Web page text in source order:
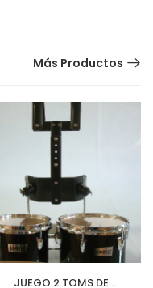
Más Productos
JUEGO 2 TOMS DE